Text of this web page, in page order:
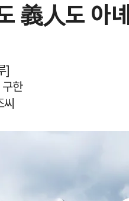
義人도 아
]
한
씨